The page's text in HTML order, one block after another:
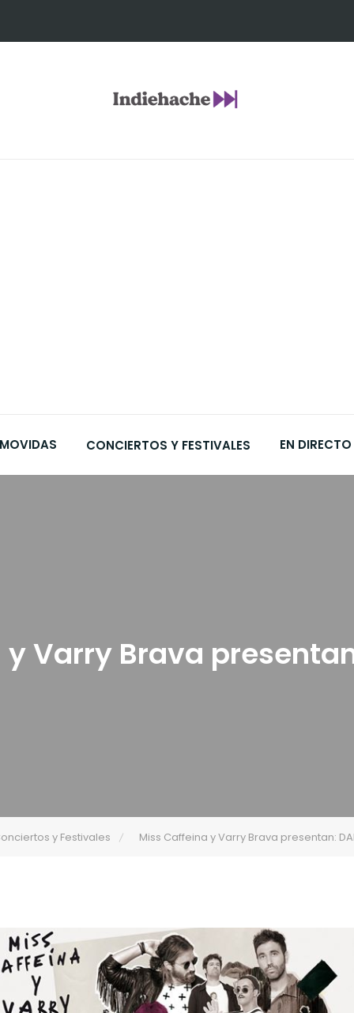
MOVIDAS CONCIERTOS Y FESTIVALES EN DIRECTO
Varry Brava presentan:
y Festivales Miss Caffeina y Varry Brava presentan: